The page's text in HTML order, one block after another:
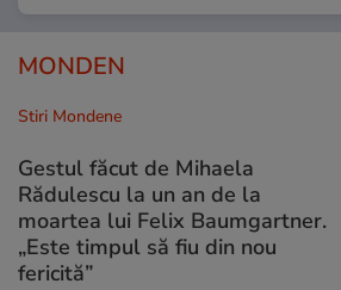
MONDEN
Stiri Mondene
Gestul făcut de Mihaela
Rădulescu la un an de la
moartea lui Felix Baumgartner.
„Este timpul să fiu din nou
fericită”